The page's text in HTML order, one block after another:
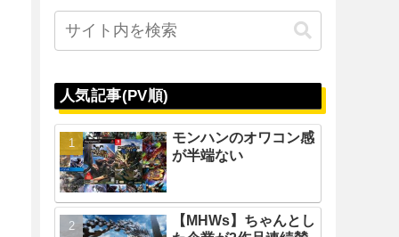
人気記事(PV順)
モンハンのオワコン感
が半端ない
【MHWs】ちゃんとし